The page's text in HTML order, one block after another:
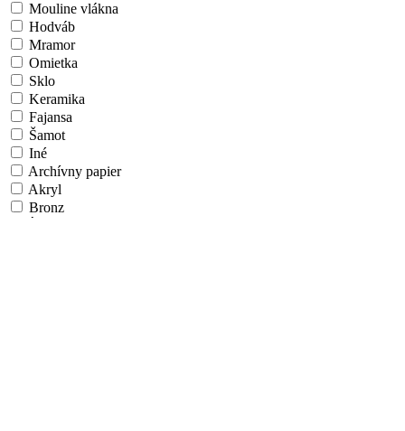
Mouline vlákna
Hodváb
Mramor
Omietka
Sklo
Keramika
Fajansa
Šamot
Iné
Archívny papier
Akryl
Bronz